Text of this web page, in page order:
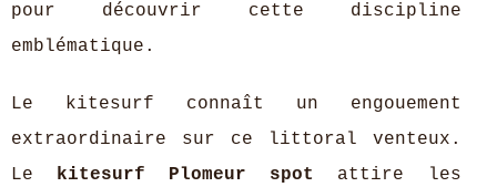
pour découvrir cette discipline
emblématique.
Le kitesurf connaît un engouement
extraordinaire sur ce littoral venteux.
Le kitesurf Plomeur spot
attire les